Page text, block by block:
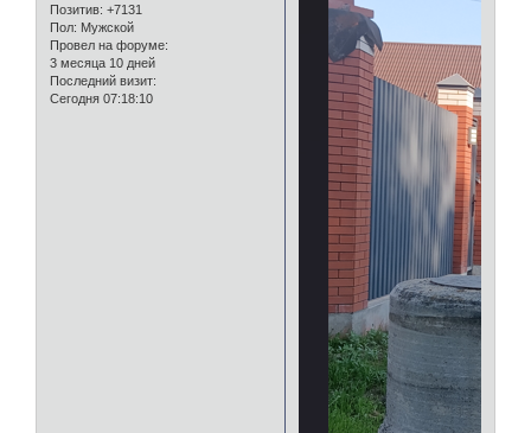
Позитив: +7131
Пол: Мужской
Провел на форуме:
3 месяца 10 дней
Последний визит:
Сегодня 07:18:10